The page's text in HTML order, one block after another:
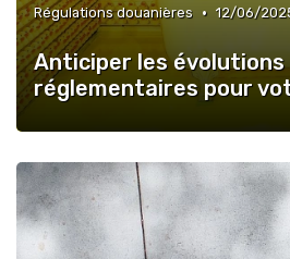
Régulations douanières • 12/06/
Anticiper les
réglementaires pour